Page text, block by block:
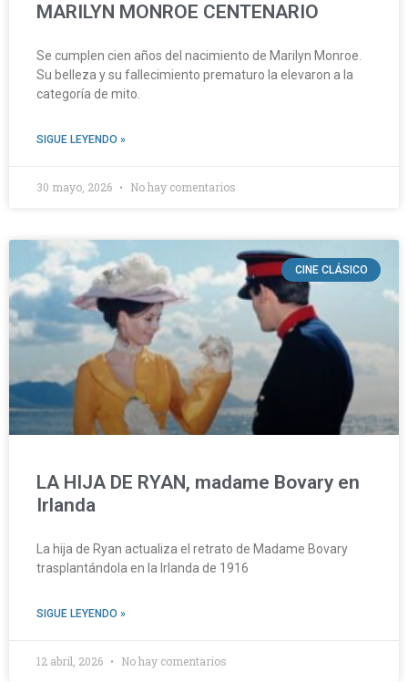
MARILYN MONROE CENTENARIO
Se cumplen cien años del nacimiento de Marilyn Monroe.
Su belleza y su fallecimiento prematuro la elevaron a la
categoría de mito.
SIGUE LEYENDO »
30 mayo, 2026 No hay comentarios
CINE CLÁSICO
LA HIJA DE RYAN, madame Bovary en
Irlanda
La hija de Ryan actualiza el retrato de Madame Bovary
trasplantándola en la Irlanda de 1916
SIGUE LEYENDO »
12 abril, 2026 No hay comentarios